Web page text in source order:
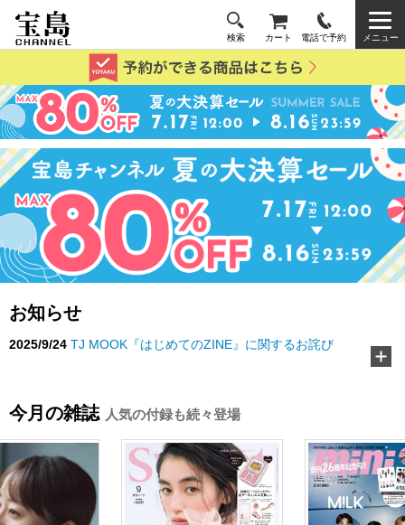
検索 カート 電話で予約 メニュー
お知らせ
2024/10/2 NP後払い手数料の改定に関するお知らせ
る黄金ルール』に…
能トートバッグ」…
2025/10/29
『猫と仲良くお喋りしていたら、王子様に気に
入られてしまった…
2025/9/24
TJ MOOK『はじめてのZINE』に関するお詫び
今月の雑誌 人気の付録も続々登場